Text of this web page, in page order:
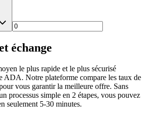
échange
le plus rapide et le plus sécurisé
ADA. Notre plateforme compare les taux de
vous garantir la meilleure offre. Sans
processus simple en 2 étapes, vous pouvez
seulement 5-30 minutes.